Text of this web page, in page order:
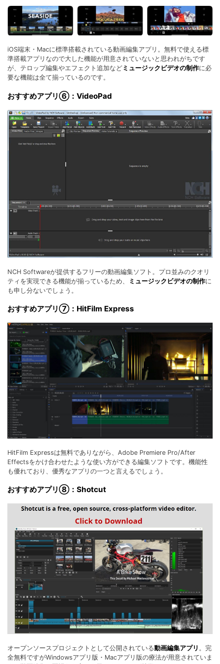
iOS端末・Macに標準搭載されている動画編集アプリ。無料で使える標
準搭載アプリなので大した機能が用意されていないと思われがちです
が、テロップ編集やエフェクト追加など ミュージックビデオの制作に必
要な機能は全て揃っているのです。
おすすめアプリ⑥：VideoPad
NCH Softwareが提供するフリーの動画編集ソフト。プロ並みのクオリ
ティを実現できる機能が揃っているため、
ミュージックビデオの制作に
も申し分ないでしょう。
おすすめアプリ⑦：HitFilm Express
HitFilm Expressは無料でありながら、Adobe Premiere Pro/After
Effectsをかけ合わせたような使い方ができる編集ソフトです。機能性
も優れており、優秀なアプリの一つと言えるでしょう。
おすすめアプリ⑧：Shotcut
オープンソースプロジェクトとして公開されている動画編集アプリ 。完
全無料ですがWindowsアプリ版・Macアプリ版の療法が用意されていま